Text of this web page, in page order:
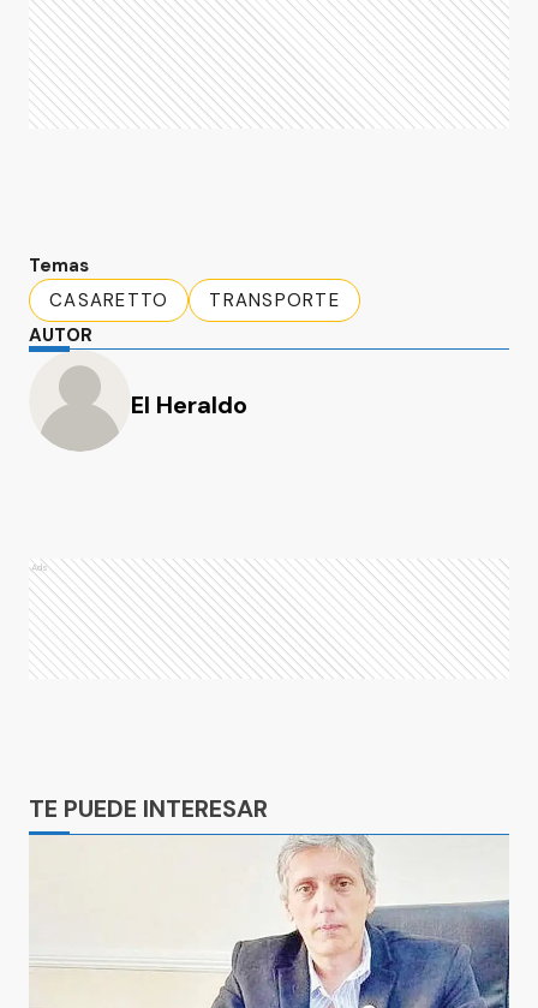
Temas
CASARETTO
TRANSPORTE
AUTOR
El Heraldo
Ads
TE PUEDE INTERESAR